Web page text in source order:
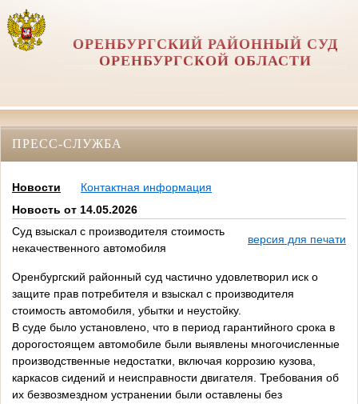
ОРЕНБУРГСКИЙ РАЙОННЫЙ СУД
ОРЕНБУРГСКОЙ ОБЛАСТИ
ПРЕСС-СЛУЖБА
Новости
Контактная информация
Новость от 14.05.2026
Суд взыскал с производителя стоимость
некачественного автомобиля
версия для печати
Оренбургский районный суд частично удовлетворил иск о
защите прав потребителя и взыскал с производителя
стоимость автомобиля, убытки и неустойку.
В суде было установлено, что в период гарантийного срока в
дорогостоящем автомобиле были выявлены многочисленные
производственные недостатки, включая коррозию кузова,
каркасов сидений и неисправности двигателя. Требования об
их безвозмездном устранении были оставлены без